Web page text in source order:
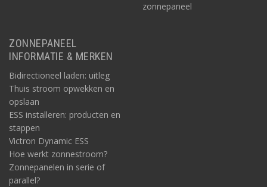
zonnepaneel
ZONNEPANEEL
INFORMATIE & MERKEN
Bidirectioneel laden: uitleg
Thuis stroom opwekken en
opslaan
ESS installeren: producten en
stappen
Victron Dynamic ESS
Hoe werkt zonnestroom?
Zonnepanelen in serie of
parallel?